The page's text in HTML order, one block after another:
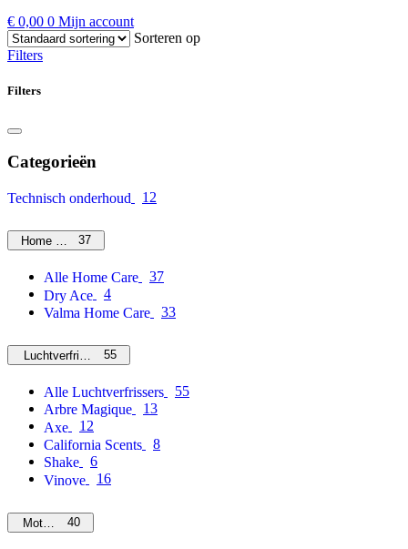
€ 0,00 0 Mijn account
Sorteren op
Filters
Filters
Categorieën
Technisch onderhoud 12
Home Care37
Alle Home Care
37
Dry Ace
4
Valma Home Care
33
Luchtverfrissers55
Alle Luchtverfrissers
55
Arbre Magique
13
Axe
12
California Scents
8
Shake
6
Vinove
16
Motorolie40